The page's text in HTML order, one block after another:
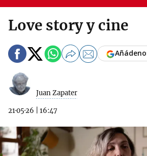
Love story y cine
Juan Zapater
21·05·26 16:47